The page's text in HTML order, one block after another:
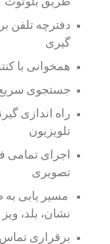
دفترچه تلفن
گیری
همخوانی با
جستجوی سریع
راه اندازی
تلویزیون
اجرای
تصویری
مسیر یابی به
نشان، بلد،
برقراری